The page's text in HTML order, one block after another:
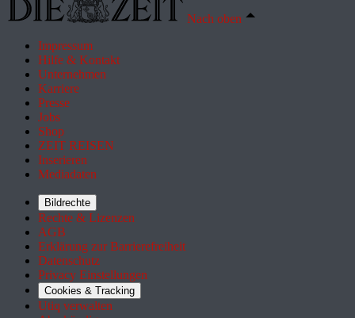
Nach oben
Impressum
Hilfe & Kontakt
Unternehmen
Karriere
Presse
Jobs
Shop
ZEIT REISEN
Inserieren
Mediadaten
Bildrechte
Rechte & Lizenzen
AGB
Erklärung zur Barrierefreiheit
Datenschutz
Privacy Einstellungen
Cookies & Tracking
Utiq verwalten